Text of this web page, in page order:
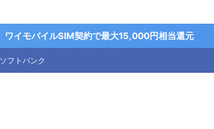
ワイモバイルSIM契約で最大15,000円相当還元
ソフトバンク